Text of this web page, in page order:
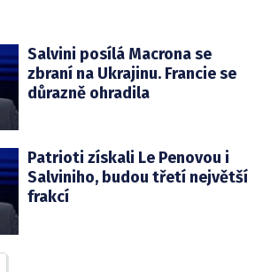
Salvini posílá Macrona se
zbraní na Ukrajinu. Francie se
důrazně ohradila
Patrioti získali Le Penovou i
Salviniho, budou třetí největší
frakcí